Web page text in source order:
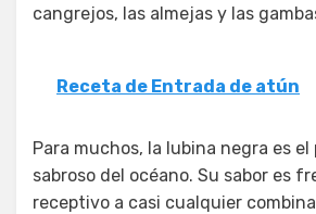
cangrejos, las almejas y las
Receta de Entrada de atún
Para muchos, la lubina negra es el
sabroso del océano. Su sabor es
receptivo a casi cualquier